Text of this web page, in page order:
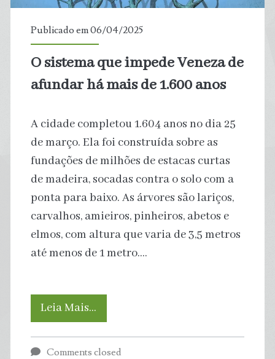
para
subsidiar
a
carvão,
diz
estudo
global
Publicado em 06/04/2025
O sistema que impede Veneza de
afundar há mais de 1.600 anos
A cidade completou 1.604 anos no dia 25
de março. Ela foi construída sobre as
fundações de milhões de estacas curtas
de madeira, socadas contra o solo com a
ponta para baixo. As árvores são lariços,
carvalhos, amieiros, pinheiros, abetos e
elmos, com altura que varia de 3,5 metros
até menos de 1 metro.…
Leia Mais…
sistema
Comments closed